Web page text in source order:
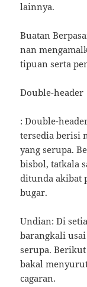
lainnya.
Buatan
nan
tipuan serta
Double-header
: Double-
tersedia berisi
yang serupa.
bisbol, tatkala
ditunda akibat
bugar.
Undian: Di
barangkali
serupa.
bakal
cagaran.